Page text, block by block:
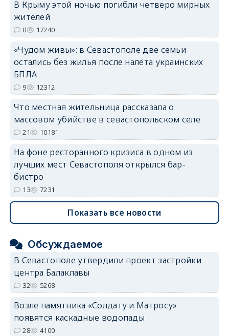
В Крыму этой ночью погибли четверо мирных
жителей
0 17240
«Чудом живы»: в Севастополе две семьи
остались без жилья после налёта украинских
БПЛА
9 12312
Что местная жительница рассказала о
массовом убийстве в севастопольском селе
21 10181
На фоне ресторанного кризиса в одном из
лучших мест Севастополя открылся бар-
бистро
13 7231
Показать все новости
Обсуждаемое
В Севастополе утвердили проект застройки
центра Балаклавы
32 5268
Возле памятника «Солдату и Матросу»
появятся каскадные водопады
28 4100